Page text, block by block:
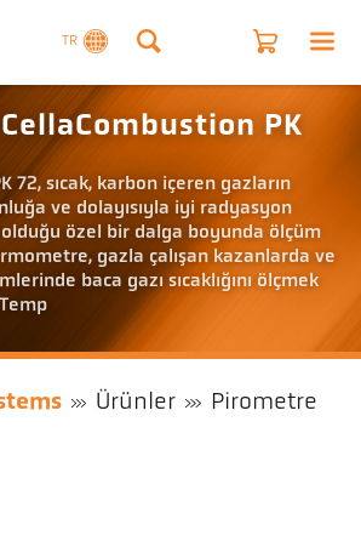
TR
PK
72, sıcak, karbon içeren gazların
ve dolayısıyla iyi radyasyon
özel bir dalga boyunda ölçüm
gazla çalışan kazanlarda ve
baca gazı sıcaklığını ölçmek
Ürünler
Pirometre